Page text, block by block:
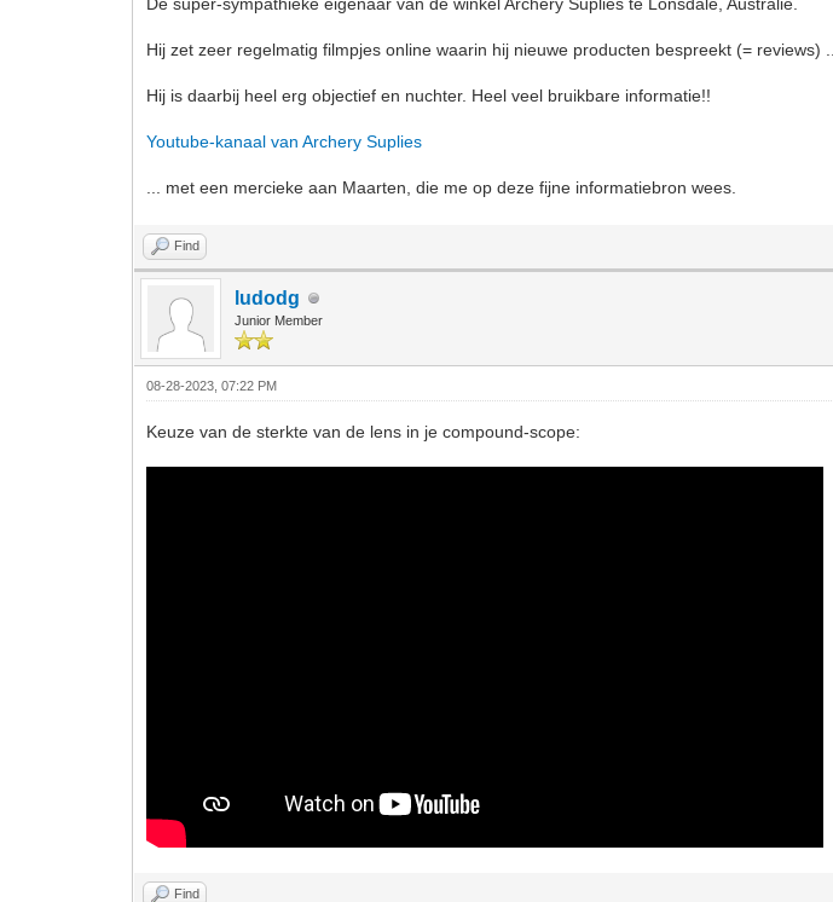
Hij zet zeer regelmatig filmpjes online waarin hij nieuwe producten bespreekt (= reviews)
Hij is daarbij heel erg objectief en nuchter. Heel veel bruikbare informatie!!
Youtube-kanaal van Archery Suplies
... met een mercieke aan Maarten, die me op deze fijne informatiebron wees.
Find
ludodg
Junior Member
08-28-2023, 07:22 PM
Keuze van de sterkte van de lens in je compound-scope:
Find